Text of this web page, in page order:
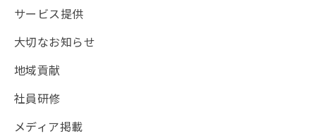
サービス提供
大切なお知らせ
地域貢献
社員研修
メディア掲載